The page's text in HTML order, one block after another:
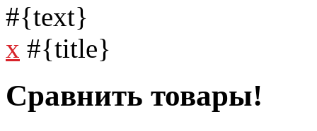
#{text}
x #{title}
Сравнить товары!